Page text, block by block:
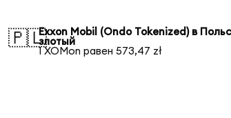
🇵🇱Exxon Mobil (Ondo Tokenized) в
злотый
1 XOMon равен 573,47 zł